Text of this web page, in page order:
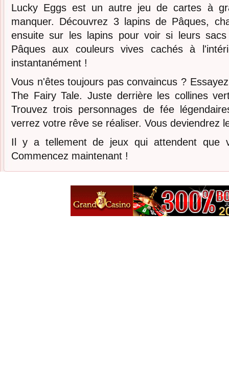
Lucky Eggs est un autre jeu de cartes à
manquer. Découvrez 3 lapins de Pâques,
ensuite sur les lapins pour voir si leurs
Pâques aux couleurs vives cachés à
instantanément !
Vous n'êtes toujours pas convaincus ?
The Fairy Tale. Juste derrière les collines
Trouvez trois personnages de fée
verrez votre rêve se réaliser. Vous deviendrez
Il y a tellement de jeux qui attendent que
Commencez maintenant !